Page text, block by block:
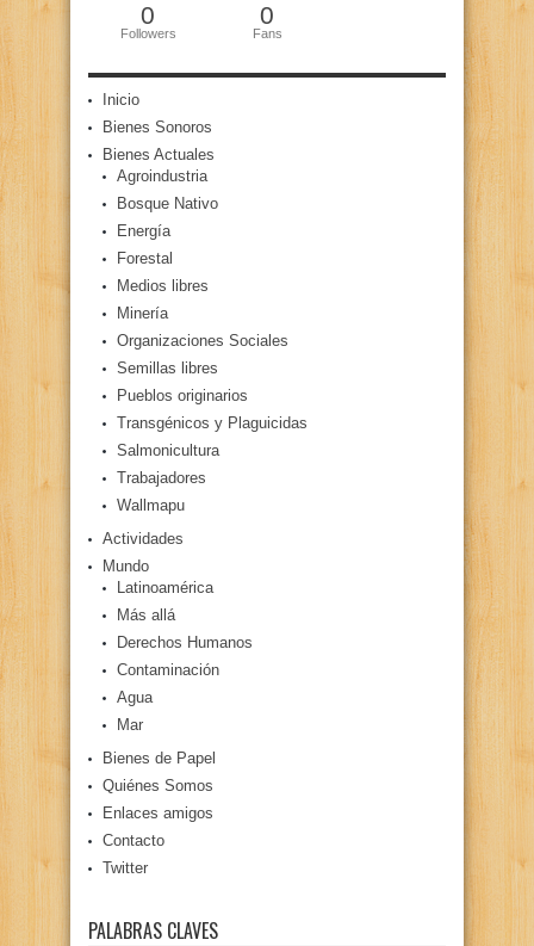
0
Followers
0
Fans
Inicio
Bienes Sonoros
Bienes Actuales
Agroindustria
Bosque Nativo
Energía
Forestal
Medios libres
Minería
Organizaciones Sociales
Semillas libres
Pueblos originarios
Transgénicos y Plaguicidas
Salmonicultura
Trabajadores
Wallmapu
Actividades
Mundo
Latinoamérica
Más allá
Derechos Humanos
Contaminación
Agua
Mar
Bienes de Papel
Quiénes Somos
Enlaces amigos
Contacto
Twitter
PALABRAS CLAVES